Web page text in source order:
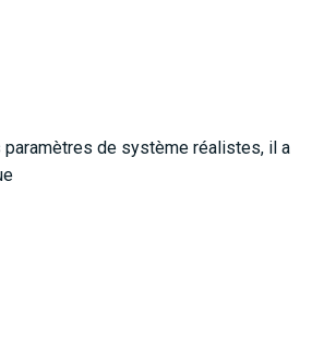
de système réalistes, il a